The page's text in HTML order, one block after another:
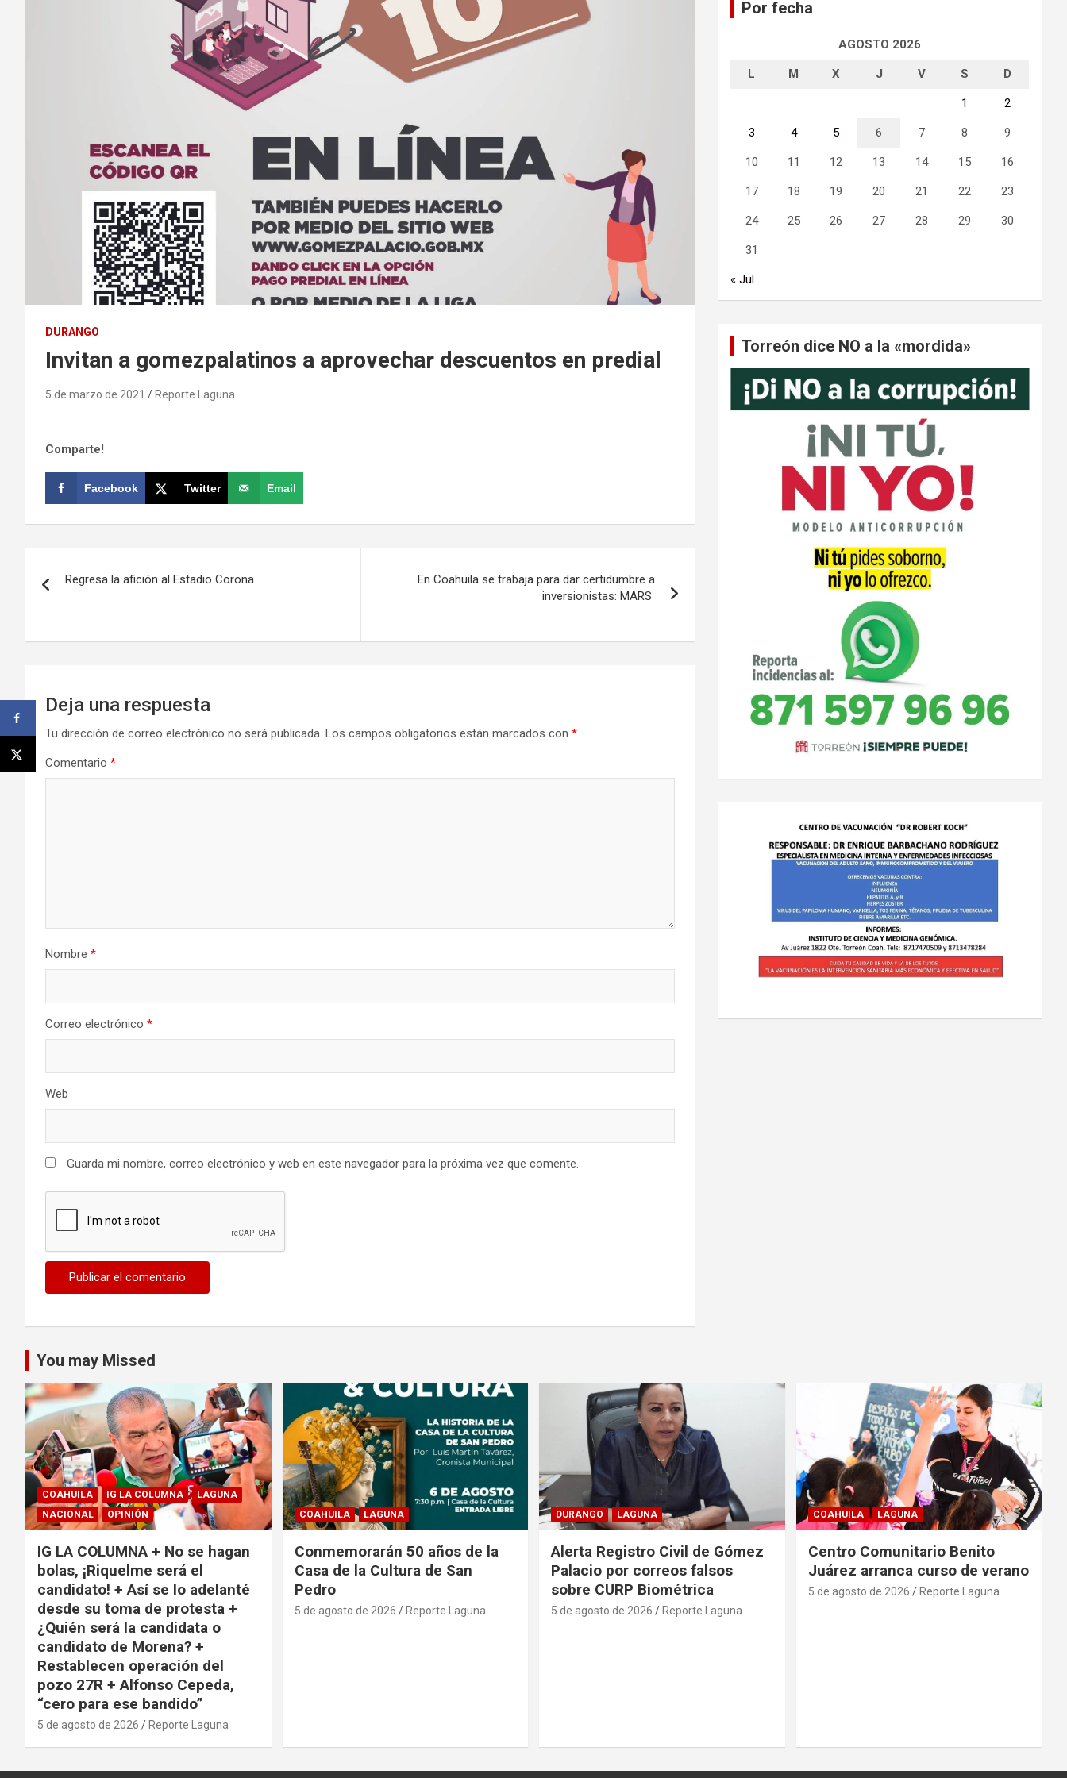
DURANGO
Invitan a gomezpalatinos a aprovechar descuentos en predial
5 de marzo de 2021 Reporte Laguna
Comparte!
Facebook Twitter Email
de
Regresa la afición al Estadio Corona
En Coahuila se trabaja para dar certidumbre a
inversionistas: MARS
Deja una respuesta
Tu dirección de correo electrónico no será publicada. Los campos obligatorios están marcados con *
Comentario *
Nombre *
Correo electrónico *
Web
Guarda mi nombre, correo electrónico y web en este navegador para la próxima vez que comente.
Por fecha
AGOSTO 2026
L M X J V S D
1 2
3 4 5 6 7 8 9
10 11 12 13 14 15 16
17 18 19 20 21 22 23
24 25 26 27 28 29 30
31
« Jul
Torreón dice NO a la «mordida»
You may Missed
COAHUILA IG LA COLUMNA
LAGUNA
NACIONAL
OPINIÓN
IG LA COLUMNA + No se hagan
bolas, ¡Riquelme será el
candidato! + Así se lo adelanté
desde su toma de protesta +
¿Quién será la candidata o
candidato de Morena? +
Restablecen operación del
pozo 27R + Alfonso Cepeda,
“cero para ese bandido”
5 de agosto de 2026 Reporte Laguna
COAHUILA LAGUNA
Conmemorarán 50 años de la
Casa de la Cultura de San
Pedro
5 de agosto de 2026 Reporte Laguna
DURANGO LAGUNA
Alerta Registro Civil de Gómez
Palacio por correos falsos
sobre CURP Biométrica
5 de agosto de 2026 Reporte Laguna
COAHUILA LAGUNA
Centro Comunitario Benito
Juárez arranca curso de verano
5 de agosto de 2026 Reporte Laguna